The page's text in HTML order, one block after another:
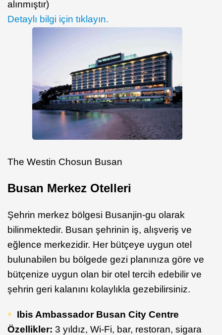
alınmıştır)
Detaylı bilgi için tıklayın.
The Westin Chosun Busan
Busan Merkez Otelleri
Şehrin merkez bölgesi Busanjin-gu olarak
bilinmektedir. Busan şehrinin iş, alışveriş ve
eğlence merkezidir. Her bütçeye uygun otel
bulunabilen bu bölgede gezi planınıza göre ve
bütçenize uygun olan bir otel tercih edebilir ve
şehrin geri kalanını kolaylıkla gezebilirsiniz.
Ibis Ambassador Busan City Centre
Özellikler: 3 yıldız, Wi-Fi, bar, restoran, sigara